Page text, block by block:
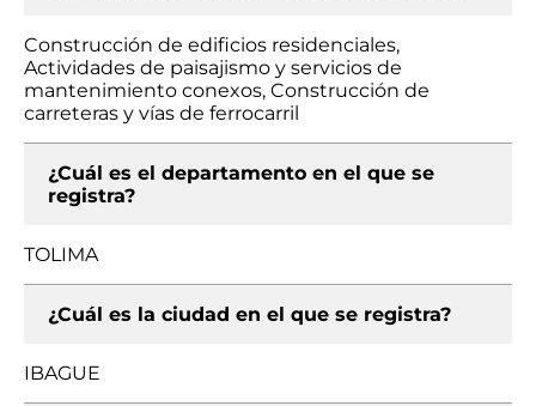
Construcción de edificios residenciales,
Actividades de paisajismo y servicios de
mantenimiento conexos, Construcción de
carreteras y vías de ferrocarril
¿Cuál es el departamento en el que se
registra?
TOLIMA
¿Cuál es la ciudad en el que se registra?
IBAGUE